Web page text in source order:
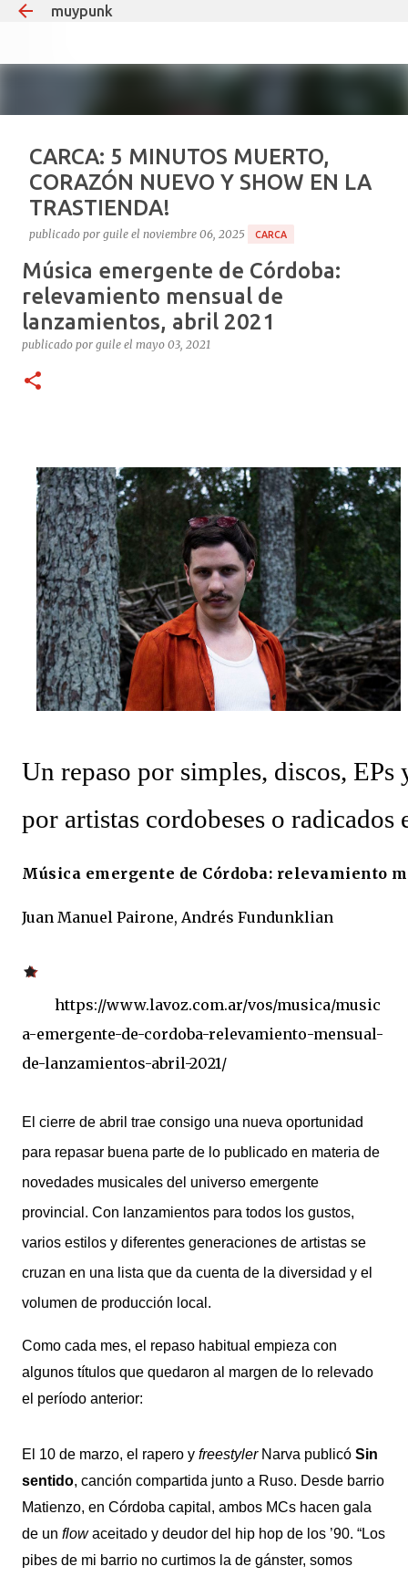
muypunk
CARCA: 5 MINUTOS MUERTO,
CORAZÓN NUEVO Y SHOW EN LA
TRASTIENDA!
publicado por guile el noviembre 06, 2025 CARCA
Si hay un tipo que puede decir “estuve muerto y volví
para dar un recital”, ese es Carca. El
multiinstrumentista que lleva 35 años haciendo ruido
en el under argentino, el mismo que teloneó a Soda
Stereo en Obras y que desde 2008 le pone teclados y
guitarras al delirio Babasónicos, hoy celebra la vida a
minutos. Lo reviven. Sube al puesto 1 de la lista de
trasplante. 11 de diciembre: le ponen un corazón
nuevo. 10 meses internado: graba Exultante, su disco
100% hospitalario con tablet, guitarra y susurros a las 2
AM. Octubre 2025: sale el álbum. HOY, 6/11, 21 hs: La
Trastienda. Su primer show SOLISTA en DOS AÑOS.
“Quiero celebrar que estoy vivo, no presentar un disco
que ya todos escucharon”, tira Carca en el living de
Belgrano, todavía con la cicatriz fresca pero la púa en
la mano. Exultante en 3 frases: Rock setentoso + funk...
1
Música emergente de Córdoba:
relevamiento mensual de
lanzamientos, abril 2021
publicado por guile el mayo 03, 2021
Un repaso por simples, discos,
por artistas cordobeses o
Música emergente de Córdoba: relevamiento
Juan Manuel Pairone, Andrés Fundunklian
https://www.lavoz.com.ar/vos/musica/music
a-emergente-de-cordoba-relevamiento-mensual-
de-lanzamientos-abril-2021/
E l cierre de abril trae consigo una nueva oportunidad
para repasar buena parte de lo publicado en materia de
novedades musicales del universo emergente
provincial. Con lanzamientos para todos los gustos,
varios estilos y diferentes generaciones de artistas se
cruzan en una lista que da cuenta de la diversidad y el
volumen de producción local.
Como cada mes, el repaso habitual empieza con
algunos títulos que quedaron al margen de lo relevado
el período anterior:
El 10 de marzo, el rapero y freestylerNarva publicó Sin
sentido, canción compartida junto a Ruso. Desde barrio
Matienzo, en Córdoba capital, ambos MCs hacen gala
de un flowaceitado y deudor del hip hop de los ’90. “Los
pibes de mi barrio no curtimos la de gánster, somos